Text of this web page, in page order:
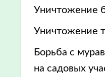
Уничтожение
Уничтожение
Борьба с
на садовых